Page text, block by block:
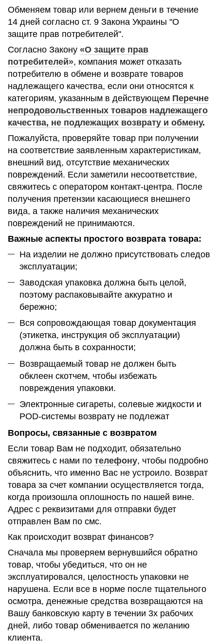
Обменяем товар или вернем деньги в течение
14 дней согласно ст. 9 Закона Украины "О
защите прав потребителей".
Согласно Закону «О защите прав
потребителей», компания может отказать
потребителю в обмене и возврате товаров
надлежащего качества, если они относятся к
категориям, указанным в действующем Перечне
непродовольственных товаров надлежащего
качества, не подлежащих возврату и обмену.
Пожалуйста, проверяйте товар при получении
на соответствие заявленным характеристикам,
внешний вид, отсутствие механических
повреждений. Если заметили несоответствие,
свяжитесь с оператором контакт-центра. После
получения претензии касающиеся внешнего
вида, а также наличия механических
повреждений не принимаются.
Важные аспекты простого возврата товара:
На изделии не должно присутствовать следов
эксплуатации;
Заводская упаковка должна быть целой,
поэтому распаковывайте аккуратно и
бережно;
Вся сопровождающая товар документация
(этикетка, инструкция об эксплуатации)
должна быть в сохранности;
Возвращаемый товар не должен быть
обклеен скотчем, чтобы избежать
повреждения упаковки.
Электронные сигареты, солевые жидкости и
POD-системы возврату не подлежат
Вопросы, связанные с возвратом
Если товар Вам не подходит, обязательно
свяжитесь с нами по телефону, чтобы подробно
объяснить, что именно Вас не устроило. Возврат
товара за счет компании осуществляется тогда,
когда произошла оплошность по нашей вине.
Адрес с реквизитами для отправки будет
отправлен Вам по смс.
Как происходит возврат финансов?
Сначала мы проверяем вернувшийся обратно
товар, чтобы убедиться, что он не
эксплуатировался, целостность упаковки не
нарушена. Если все в норме после тщательного
осмотра, денежные средства возвращаются на
Вашу банковскую карту в течении 3х рабочих
дней, либо товар обменивается по желанию
клиента.